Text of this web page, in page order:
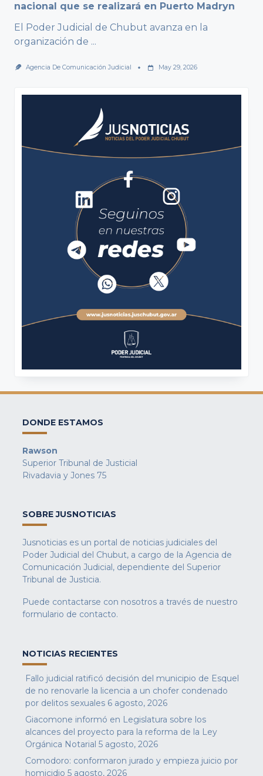
nacional que se realizará en Puerto Madryn
El Poder Judicial de Chubut avanza en la
organización de ...
Agencia De Comunicación Judicial May 29, 2026
DONDE ESTAMOS
Rawson
Superior Tribunal de Justicial
Rivadavia y Jones 75
SOBRE JUSNOTICIAS
Jusnoticias es un portal de noticias judiciales del
Poder Judicial del Chubut, a cargo de la Agencia de
Comunicación Judicial, dependiente del Superior
Tribunal de Justicia.
Puede contactarse con nosotros a través de nuestro
formulario de contacto.
NOTICIAS RECIENTES
Fallo judicial ratificó decisión del municipio de Esquel
de no renovarle la licencia a un chofer condenado
por delitos sexuales 6 agosto, 2026
Giacomone informó en Legislatura sobre los
alcances del proyecto para la reforma de la Ley
Orgánica Notarial 5 agosto, 2026
Comodoro: conformaron jurado y empieza juicio por
homicidio 5 agosto, 2026